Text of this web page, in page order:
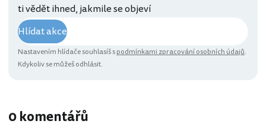
ti vědět ihned, jakmile se objeví
Hlídat akce
Nastavením hlídače souhlasíš spodmínkami zpracování osobních údajů.
Kdykoliv se můžeš odhlásit.
0 komentářů